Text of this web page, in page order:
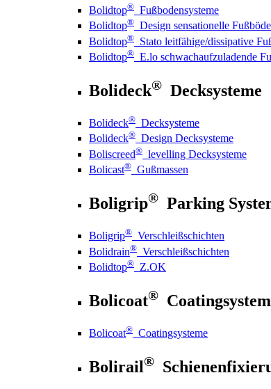
Bolidtop® Fußbodensysteme
Bolidtop® Design sensationelle
Bolidtop® Stato leitfähige/dissipative
Bolidtop® E.lo schwachaufzuladende
Bolideck® Decksysteme
Bolideck® Decksysteme
Bolideck® Design Decksysteme
Boliscreed® levelling Decksysteme
Bolicast® Gußmassen
Boligrip® Parking
Boligrip® Verschleißschichten
Bolidrain® Verschleißschichten
Bolidtop® Z.OK
Bolicoat®
Bolicoat® Coatingsysteme
Bolirail®